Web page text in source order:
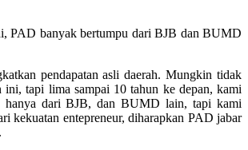
PAD banyak bertumpu dari BJB dan BUMD
pendapatan asli daerah. Mungkin tidak
ini, tapi lima sampai 10 tahun ke depan, kami
hanya dari BJB, dan BUMD lain, tapi kami
kekuatan entepreneur, diharapkan PAD jabar